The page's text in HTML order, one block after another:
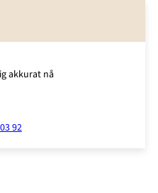
akkurat nå
92